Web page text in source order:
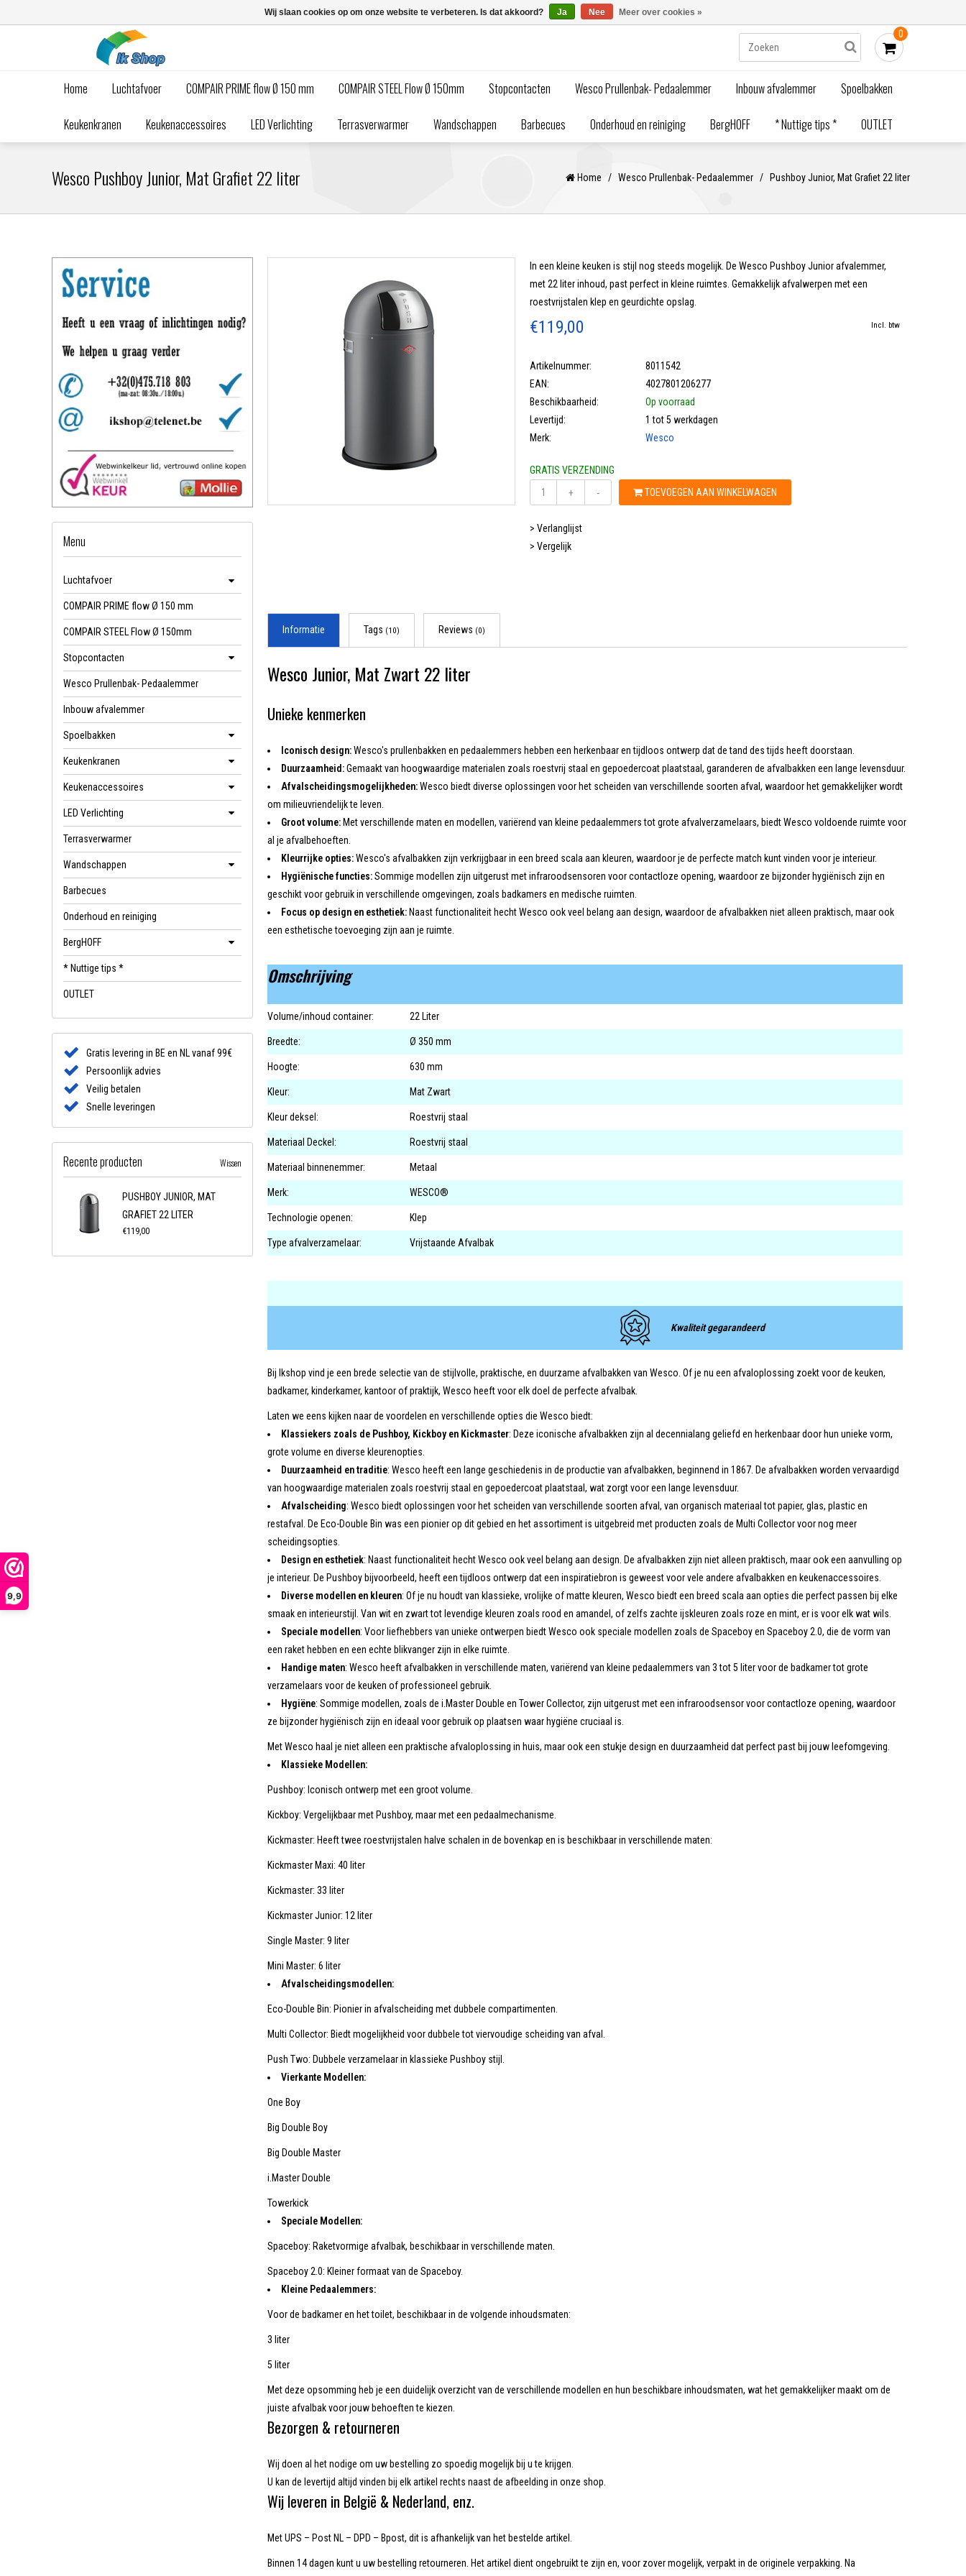
9,9
0
Home Luchtafvoer COMPAIR PRIME flow Ø 150 mm COMPAIR STEEL Flow Ø 150mm Stopcontacten Wesco Prullenbak- Pedaalemmer Inbouw afvalemmer Spoelbakken
Keukenkranen Keukenaccessoires LED Verlichting Terrasverwarmer Wandschappen Barbecues Onderhoud en reiniging BergHOFF * Nuttige tips * OUTLET
Wesco Pushboy Junior, Mat Grafiet 22 liter Home / Wesco Prullenbak- Pedaalemmer / Pushboy Junior, Mat Grafiet 22 liter
In een kleine keuken is stijl nog steeds mogelijk. De Wesco Pushboy Junior afvalemmer,
met 22 liter inhoud, past perfect in kleine ruimtes. Gemakkelijk afvalwerpen met een
roestvrijstalen klep en geurdichte opslag.
€119,00 Incl. btw
Artikelnummer:
8011542
EAN:
4027801206277
Beschikbaarheid:
Op voorraad
Levertijd:
1 tot 5 werkdagen
Merk:
Wesco
GRATIS VERZENDING
+
- TOEVOEGEN AAN WINKELWAGEN
> Verlanglijst
> Vergelijk
Informatie Tags (10) Reviews (0)
Wesco Junior, Mat Zwart 22 liter
Unieke kenmerken
Iconisch design:Wesco's prullenbakken en pedaalemmers hebben een herkenbaar en tijdloos ontwerp dat de tand des tijds heeft doorstaan.
Duurzaamheid:Gemaakt van hoogwaardige materialen zoals roestvrij staal en gepoedercoat plaatstaal, garanderen de afvalbakken een lange levensduur.
Afvalscheidingsmogelijkheden:Wesco biedt diverse oplossingen voor het scheiden van verschillende soorten afval, waardoor het gemakkelijker wordt
om milieuvriendelijk te leven.
Groot volume: Met verschillende maten en modellen, variërend van kleine pedaalemmers tot grote afvalverzamelaars, biedt Wesco voldoende ruimte voor
al je afvalbehoeften.
Kleurrijke opties:Wesco's afvalbakken zijn verkrijgbaar in een breed scala aan kleuren, waardoor je de perfecte match kunt vinden voor je interieur.
Hygiënische functies:Sommige modellen zijn uitgerust met infraroodsensoren voor contactloze opening, waardoor ze bijzonder hygiënisch zijn en
geschikt voor gebruik in verschillende omgevingen, zoals badkamers en medische ruimten.
Focus op design en esthetiek: Naast functionaliteit hecht Wesco ook veel belang aan design, waardoor de afvalbakken niet alleen praktisch, maar ook
een esthetische toevoeging zijn aan je ruimte.
Omschrijving
Volume/inhoud container: 22 Liter
Breedte: Ø 350 mm
Hoogte: 630 mm
Kleur: Mat Zwart
Kleur deksel: Roestvrij staal
Materiaal Deckel: Roestvrij staal
Materiaal binnenemmer: Metaal
Merk: WESCO®
Technologie openen: Klep
Type afvalverzamelaar: Vrijstaande Afvalbak
Kwaliteit gegarandeerd
Bij Ikshop vind je een brede selectie van de stijlvolle, praktische, en duurzame afvalbakken van Wesco. Of je nu een afvaloplossing zoekt voor de keuken,
badkamer, kinderkamer, kantoor of praktijk, Wesco heeft voor elk doel de perfecte afvalbak.
Laten we eens kijken naar de voordelen en verschillende opties die Wesco biedt:
Klassiekers zoals de Pushboy, Kickboy en Kickmaster: Deze iconische afvalbakken zijn al decennialang geliefd en herkenbaar door hun unieke vorm,
grote volume en diverse kleurenopties.
Duurzaamheid en traditie: Wesco heeft een lange geschiedenis in de productie van afvalbakken, beginnend in 1867. De afvalbakken worden vervaardigd
van hoogwaardige materialen zoals roestvrij staal en gepoedercoat plaatstaal, wat zorgt voor een lange levensduur.
Afvalscheiding: Wesco biedt oplossingen voor het scheiden van verschillende soorten afval, van organisch materiaal tot papier, glas, plastic en
restafval. De Eco-Double Bin was een pionier op dit gebied en het assortiment is uitgebreid met producten zoals de Multi Collector voor nog meer
scheidingsopties.
Design en esthetiek: Naast functionaliteit hecht Wesco ook veel belang aan design. De afvalbakken zijn niet alleen praktisch, maar ook een aanvulling op
je interieur. De Pushboy bijvoorbeeld, heeft een tijdloos ontwerp dat een inspiratiebron is geweest voor vele andere afvalbakken en keukenaccessoires.
Diverse modellen en kleuren: Of je nu houdt van klassieke, vrolijke of matte kleuren, Wesco biedt een breed scala aan opties die perfect passen bij elke
smaak en interieurstijl. Van wit en zwart tot levendige kleuren zoals rood en amandel, of zelfs zachte ijskleuren zoals roze en mint, er is voor elk wat wils.
Speciale modellen: Voor liefhebbers van unieke ontwerpen biedt Wesco ook speciale modellen zoals de Spaceboy en Spaceboy 2.0, die de vorm van
een raket hebben en een echte blikvanger zijn in elke ruimte.
Handige maten: Wesco heeft afvalbakken in verschillende maten, variërend van kleine pedaalemmers van 3 tot 5 liter voor de badkamer tot grote
verzamelaars voor de keuken of professioneel gebruik.
Hygiëne: Sommige modellen, zoals de i.Master Double en Tower Collector, zijn uitgerust met een infraroodsensor voor contactloze opening, waardoor
ze bijzonder hygiënisch zijn en ideaal voor gebruik op plaatsen waar hygiëne cruciaal is.
Met Wesco haal je niet alleen een praktische afvaloplossing in huis, maar ook een stukje design en duurzaamheid dat perfect past bij jouw leefomgeving.
Klassieke Modellen:
Pushboy: Iconisch ontwerp met een groot volume.
Kickboy: Vergelijkbaar met Pushboy, maar met een pedaalmechanisme.
Kickmaster: Heeft twee roestvrijstalen halve schalen in de bovenkap en is beschikbaar in verschillende maten:
Kickmaster Maxi: 40 liter
Kickmaster: 33 liter
Kickmaster Junior: 12 liter
Single Master: 9 liter
Mini Master: 6 liter
Afvalscheidingsmodellen:
Eco-Double Bin: Pionier in afvalscheiding met dubbele compartimenten.
Multi Collector: Biedt mogelijkheid voor dubbele tot viervoudige scheiding van afval.
Push Two: Dubbele verzamelaar in klassieke Pushboy stijl.
Vierkante Modellen:
One Boy
Big Double Boy
Big Double Master
i.Master Double
Towerkick
Speciale Modellen:
Spaceboy: Raketvormige afvalbak, beschikbaar in verschillende maten.
Spaceboy 2.0: Kleiner formaat van de Spaceboy.
Kleine Pedaalemmers:
Voor de badkamer en het toilet, beschikbaar in de volgende inhoudsmaten:
3 liter
5 liter
Met deze opsomming heb je een duidelijk overzicht van de verschillende modellen en hun beschikbare inhoudsmaten, wat het gemakkelijker maakt om de
juiste afvalbak voor jouw behoeften te kiezen.
Bezorgen & retourneren
Wij doen al het nodige om uw bestelling zo spoedig mogelijk bij u te krijgen.
U kan de levertijd altijd vinden bij elk artikel rechts naast de afbeelding in onze shop.
Wij leveren in België & Nederland, enz.
Met UPS – Post NL – DPD – Bpost, dit is afhankelijk van het bestelde artikel.
Binnen 14 dagen kunt u uw bestelling retourneren. Het artikel dient ongebruikt te zijn en, voor zover mogelijk, verpakt in de originele verpakking. Na
Menu
Luchtafvoer
COMPAIR PRIME flow Ø 150 mm
COMPAIR STEEL Flow Ø 150mm
Stopcontacten
Wesco Prullenbak- Pedaalemmer
Inbouw afvalemmer
Spoelbakken
Keukenkranen
Keukenaccessoires
LED Verlichting
Terrasverwarmer
Wandschappen
Barbecues
Onderhoud en reiniging
BergHOFF
* Nuttige tips *
OUTLET
Gratis levering in BE en NL vanaf 99€
Persoonlijk advies
Veilig betalen
Snelle leveringen
Recente producten Wissen
PUSHBOY JUNIOR, MAT
GRAFIET 22 LITER
€119,00
Wij slaan cookies op om onze website te verbeteren. Is dat akkoord? Ja Nee Meer over cookies »